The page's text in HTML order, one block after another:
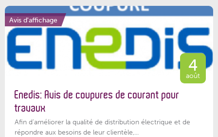
Avis d'affichage
4
août
Enedis: Avis de coupures de courant pour
travaux
Afin d’améliorer la qualité de distribution électrique et de
répondre aux besoins de leur clientèle,...